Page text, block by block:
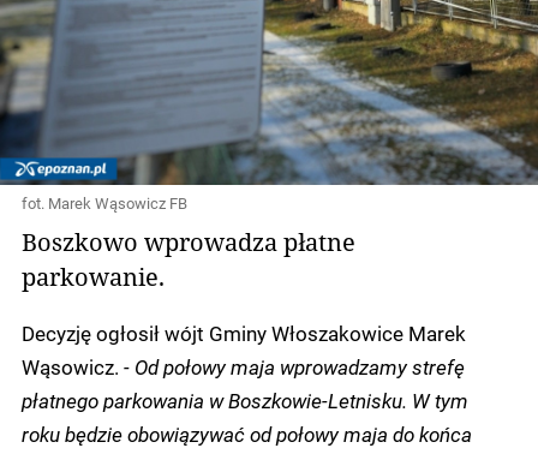
fot. Marek Wąsowicz FB
Boszkowo wprowadza płatne
parkowanie.
Decyzję ogłosił wójt Gminy Włoszakowice Marek
Wąsowicz. - Od połowy maja wprowadzamy strefę
płatnego parkowania w Boszkowie-Letnisku. W tym
roku będzie obowiązywać od połowy maja do końca